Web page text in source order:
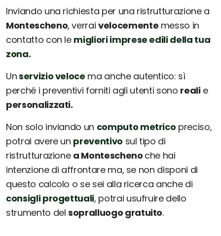
Inviando una richiesta per una ristrutturazione a
Montescheno, verraivelocemente messo in
contatto con le migliori imprese edili della tua
zona.
Unservizio veloce ma anche autentico: sì
perché i preventivi forniti agli utenti sono realie
personalizzati.
Non solo inviando un computo metrico preciso,
potrai avere un preventivo sul tipo di
ristrutturazione a Montescheno che hai
intenzione di affrontare ma, se non disponi di
questo calcolo o se sei alla ricerca anche di
consigli progettuali, potrai usufruire dello
strumento delsopralluogo gratuito.